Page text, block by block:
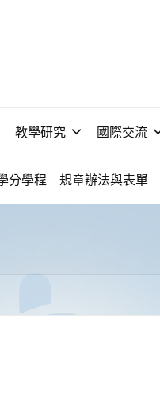
教學研究 國際交流
分學程 規章辦法與表單